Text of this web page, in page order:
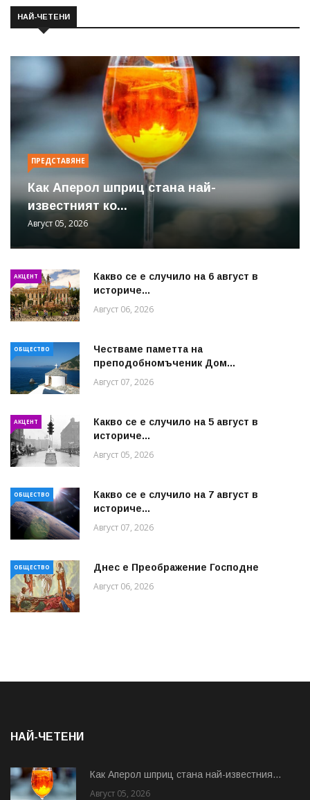
НАЙ-ЧЕТЕНИ
ПРЕДСТАВЯНЕ
Как Аперол шприц стана най-
известният ко...
Август 05, 2026
АКЦЕНТ
Какво се е случило на 6 август в
историче...
Август 06, 2026
ОБЩЕСТВО
Честваме паметта на
преподобномъченик Дом...
Август 07, 2026
АКЦЕНТ
Какво се е случило на 5 август в
историче...
Август 05, 2026
ОБЩЕСТВО
Какво се е случило на 7 август в
историче...
Август 07, 2026
ОБЩЕСТВО Днес е Преображение Господне
Август 06, 2026
НАЙ-ЧЕТЕНИ
Как Аперол шприц стана най-известния...
Август 05, 2026